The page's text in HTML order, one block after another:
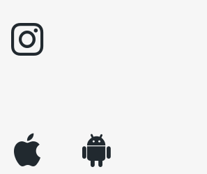
instagram
appleinc android